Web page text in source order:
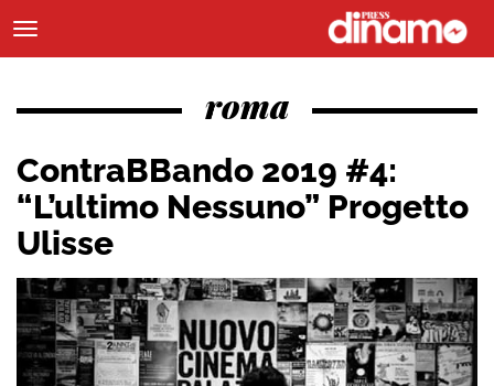
roma
ContraBBando 2019 #4:
“L’ultimo Nessuno” Progetto
Ulisse